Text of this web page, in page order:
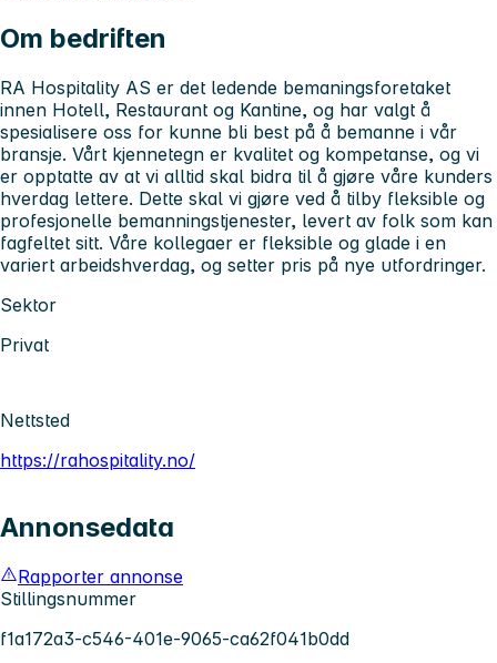
Om bedriften
RA Hospitality AS er det ledende bemaningsforetaket
innen Hotell, Restaurant og Kantine, og har valgt å
spesialisere oss for kunne bli best på å bemanne i vår
bransje. Vårt kjennetegn er kvalitet og kompetanse, og vi
er opptatte av at vi alltid skal bidra til å gjøre våre kunders
hverdag lettere. Dette skal vi gjøre ved å tilby fleksible og
profesjonelle bemanningstjenester, levert av folk som kan
fagfeltet sitt. Våre kollegaer er fleksible og glade i en
variert arbeidshverdag, og setter pris på nye utfordringer.
Sektor
Privat
Nettsted
https://rahospitality.no/
Annonsedata
Rapporter annonse
Stillingsnummer
f1a172a3-c546-401e-9065-ca62f041b0dd